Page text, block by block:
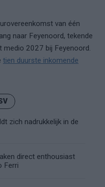
van één
naar Feyenoord, tekende
medio 2027 bij Feyenoord.
tien duurste inkomende
zich nadrukkelijk in de
direct enthousiast
Ferri